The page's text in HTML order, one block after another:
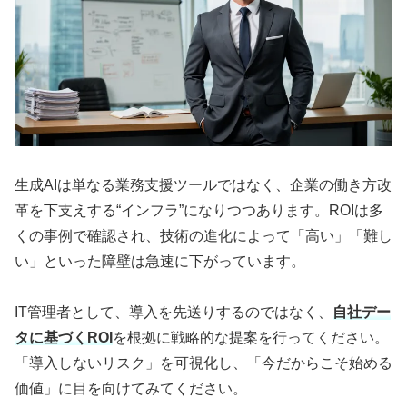
生成AIは単なる業務支援ツールではなく、企業の働き方改
革を下支えする“インフラ”になりつつあります。ROIは多
くの事例で確認され、技術の進化によって「高い」「難し
い」といった障壁は急速に下がっています。
IT管理者として、導入を先送りするのではなく、
自社デー
タに基づくROI を根拠に戦略的な提案を行ってください。
「導入しないリスク」を可視化し、「今だからこそ始める
価値」に目を向けてみてください。